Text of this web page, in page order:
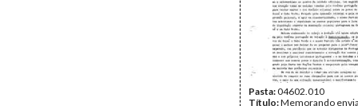
Pasta:04602.010
Título:Memorando